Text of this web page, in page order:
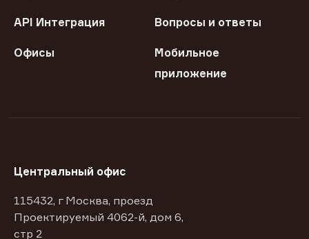
API Интеграция Вопросы и ответы
Офисы
Мобильное
приложение
Центральный офис
115432, г Москва, проезд
Проектируемый 4062-й, дом 6,
стр 2